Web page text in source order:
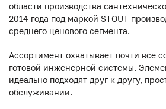
области производства
2014 года под маркой STOUT
среднего ценового сегмента.
Ассортимент охватывает почти все
готовой инженерной системы.
идеально подходят друг к другу,
обслуживании.